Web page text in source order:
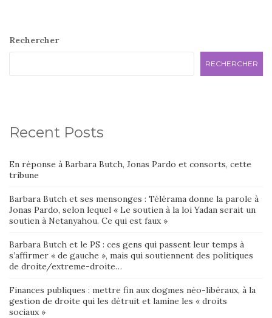
Rechercher
RECHERCHER
Recent Posts
En réponse à Barbara Butch, Jonas Pardo et consorts, cette
tribune
Barbara Butch et ses mensonges : Télérama donne la parole à
Jonas Pardo, selon lequel « Le soutien à la loi Yadan serait un
soutien à Netanyahou. Ce qui est faux »
Barbara Butch et le PS : ces gens qui passent leur temps à
s’affirmer « de gauche », mais qui soutiennent des politiques
de droite/extreme-droite…
Finances publiques : mettre fin aux dogmes néo-libéraux, à la
gestion de droite qui les détruit et lamine les « droits
sociaux »